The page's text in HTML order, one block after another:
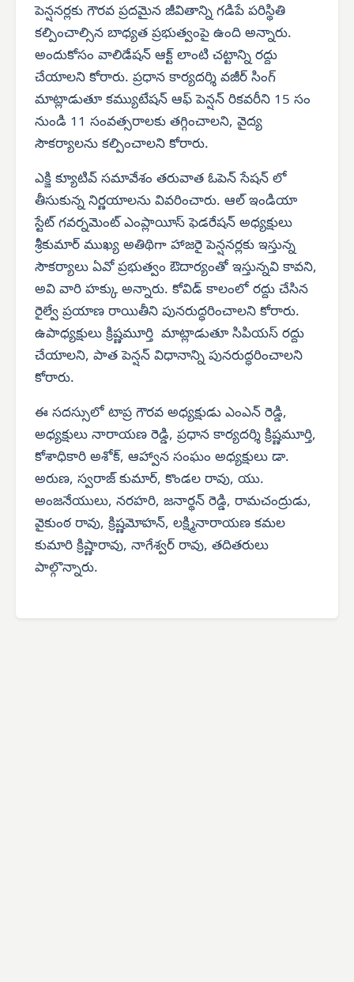
పెన్షనర్లకు గౌరవ ప్రదమైన జీవితాన్ని గడిపే పరిస్థితి
కల్పించాల్సిన బాధ్యత ప్రభుత్వంపై ఉంది అన్నారు.
అందుకోసం వాలిడేషన్ ఆక్ట్ లాంటి చట్టాన్ని రద్దు
చేయాలని కోరారు. ప్రధాన కార్యదర్శి వజీర్ సింగ్
మాట్లాడుతూ కమ్యుటేషన్ ఆఫ్ పెన్షన్ రికవరీని 15 సం
నుండి 11 సంవత్సరాలకు తగ్గించాలని, వైద్య
సౌకర్యాలను కల్పించాలని కోరారు.
ఎక్జి క్యూటివ్ సమావేశం తరువాత ఓపెన్ సేషన్ లో
తీసుకున్న నిర్ణయాలను వివరించారు. ఆల్ ఇండియా
స్టేట్ గవర్నమెంట్ ఎంప్లాయీస్ ఫెడరేషన్ అధ్యక్షులు
శ్రీకుమార్ ముఖ్య అతిథిగా హాజరై పెన్షనర్లకు ఇస్తున్న
సౌకర్యాలు ఏవో ప్రభుత్వం ఔదార్యంతో ఇస్తున్నవి కావని,
అవి వారి హక్కు అన్నారు. కోవిడ్ కాలంలో రద్దు చేసిన
రైల్వే ప్రయాణ రాయితీని పునరుద్ధరించాలని కోరారు.
ఉపాధ్యక్షులు క్రిష్ణమూర్తి మాట్లాడుతూ సిపియస్ రద్దు
చేయాలని, పాత పెన్షన్ విధానాన్ని పునరుద్ధరించాలని
కోరారు.
ఈ సదస్సులో టాప్ర గౌరవ అధ్యక్షుడు ఎంఎన్ రెడ్డి,
అధ్యక్షులు నారాయణ రెడ్డి, ప్రధాన కార్యదర్శి క్రిష్ణమూర్తి,
కోశాధికారి అశోక్, ఆహ్వాన సంఘం అధ్యక్షులు డా.
అరుణ, స్వరాజ్ కుమార్, కొండల రావు, యు.
అంజనేయులు, నరహరి, జనార్థన్ రెడ్డి, రామచంద్రుడు,
వైకుంఠ రావు, క్రిష్ణమోహన్, లక్ష్మినారాయణ కమల
కుమారి క్రిష్ణారావు, నాగేశ్వర్ రావు, తదితరులు
పాల్గొన్నారు.